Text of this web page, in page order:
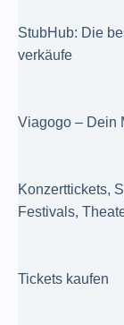
StubHub: Die
verkäufe
Viagogo – Dein
Konzerttickets,
Festivals,
Tickets kaufen